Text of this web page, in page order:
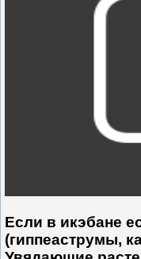
Если в икэбане
(гиппеаструмы,